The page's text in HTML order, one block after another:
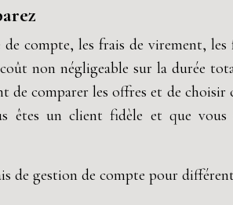
compte, les frais de virement,
non négligeable sur la durée
de comparer les offres et de
un client fidèle et que vous
de gestion de compte pour